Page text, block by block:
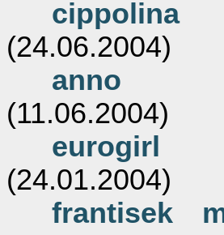
cippolina
(24.06.2004)
anno
(11.06.2004)
eurogirl
(24.01.2004)
frantisek